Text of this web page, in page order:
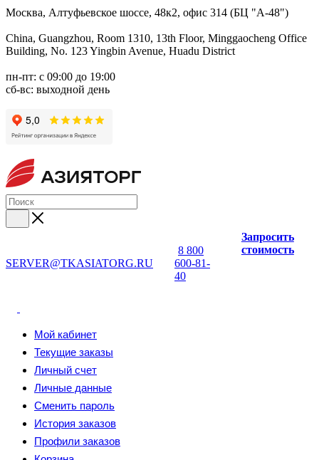
Москва, Алтуфьевское шоссе, 48к2, офис 314 (БЦ "А-48")
China, Guangzhou, Room 1310, 13th Floor, Minggaocheng Office
Building, No. 123 Yingbin Avenue, Huadu District
пн-пт: с 09:00 до 19:00
сб-вс: выходной день
SERVER@TKASIATORG.RU
8 800
600-81-
40
Запросить
стоимость
Мой кабинет
Текущие заказы
Личный счет
Личные данные
Сменить пароль
История заказов
Профили заказов